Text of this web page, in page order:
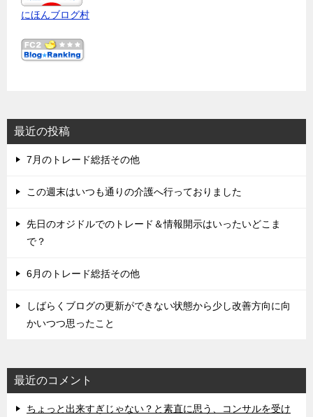
にほんブログ村
最近の投稿
7月のトレード総括その他
この週末はいつも通りの介護へ行っておりました
先日のオジドルでのトレード＆情報開示はいったいどこま
で？
6月のトレード総括その他
しばらくブログの更新ができない状態から少し改善方向に向
かいつつ思ったこと
最近のコメント
ちょっと出来すぎじゃない？と素直に思う、コンサルを受け